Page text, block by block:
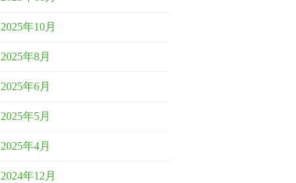
2025年10月
2025年8月
2025年6月
2025年5月
2025年4月
2024年12月